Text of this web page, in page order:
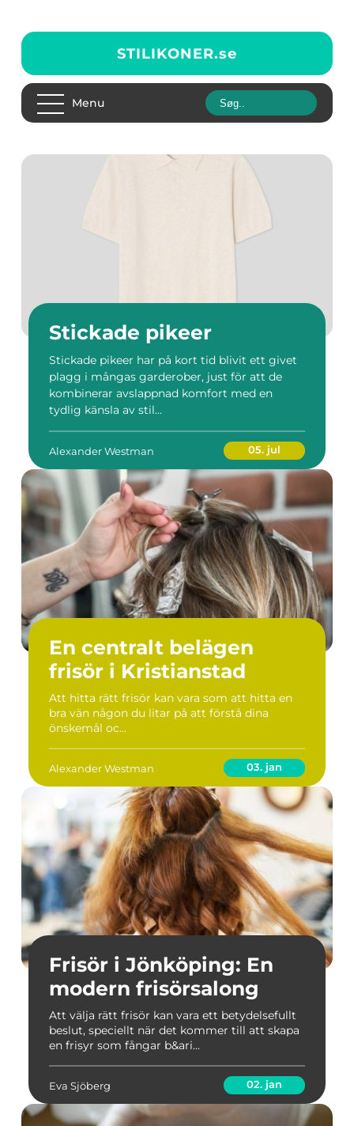
STILIKONER.se
Menu
Stickade pikeer
Stickade pikeer har på kort tid blivit ett givet
plagg i mångas garderober, just för att de
kombinerar avslappnad komfort med en
tydlig känsla av stil...
Alexander Westman 05. jul
En centralt belägen
frisör i Kristianstad
Att hitta rätt frisör kan vara som att hitta en
bra vän någon du litar på att förstå dina
önskemål oc...
Alexander Westman 03. jan
Frisör i Jönköping: En
modern frisörsalong
Att välja rätt frisör kan vara ett betydelsefullt
beslut, speciellt när det kommer till att skapa
en frisyr som fångar b&ari...
Eva Sjöberg 02. jan